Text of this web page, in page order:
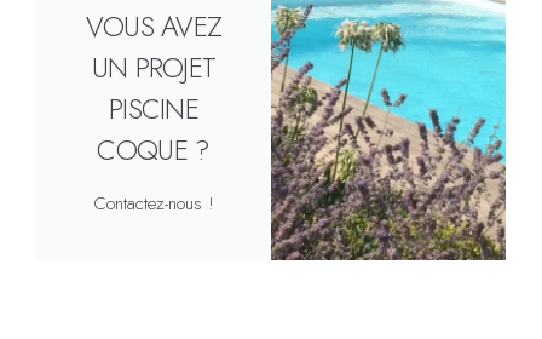
VOUS AVEZ
UN PROJET
PISCINE
COQUE ?
Contactez-nous !